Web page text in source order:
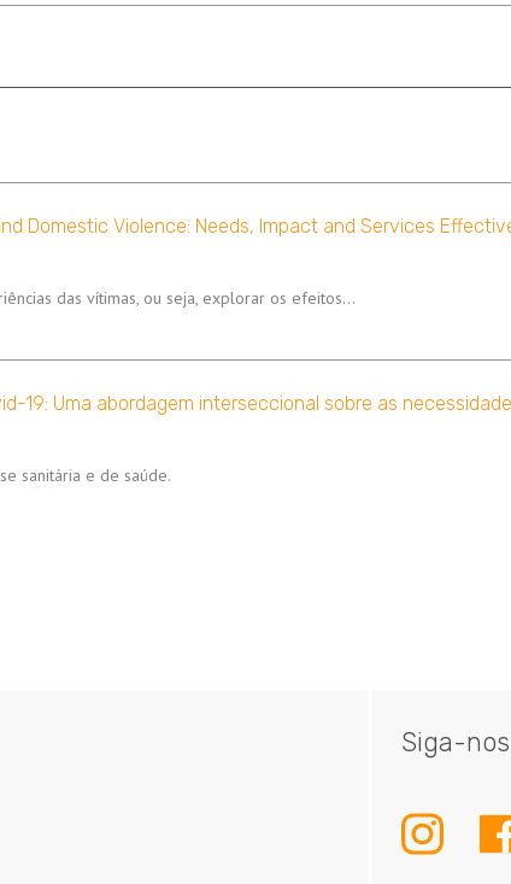
Domestic Violence: Needs, Impact and Services
das vítimas, ou seja, explorar os efeitos…
19: Uma abordagem interseccional sobre as
sanitária e de saúde.
Siga-nos